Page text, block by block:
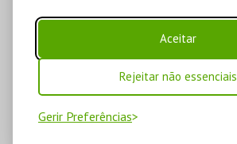
Aceitar
Rejeitar não essenciais
Gerir Preferências